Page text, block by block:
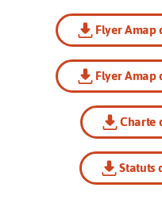
Flyer Amap
Flyer Amap
Charte
Statuts